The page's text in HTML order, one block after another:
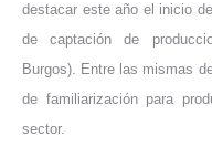
destacar este año el inicio
de captación de
Burgos). Entre las mismas
de familiarización para
sector.